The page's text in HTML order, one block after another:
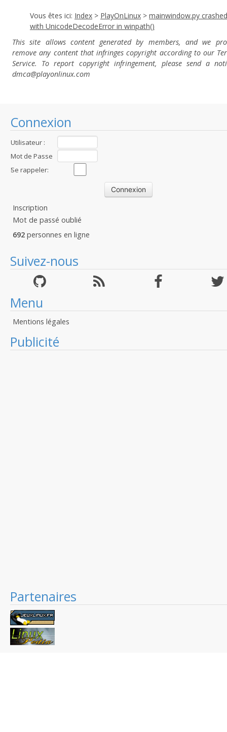
Connexion
Utilisateur :
Mot de Passe
:Se rappeler:
Inscription
Mot de passé oublié
692 personnes en ligne
Suivez-nous
Menu
Mentions légales
Publicité
Partenaires
Vous êtes ici: Index > PlayOnLinux > mainwindow.py crashed
with UnicodeDecodeError in winpath()
This site allows content generated by members, and we
remove any content that infringes copyright according to our
Service. To report copyright infringement, please send a
dmca@playonlinux.com